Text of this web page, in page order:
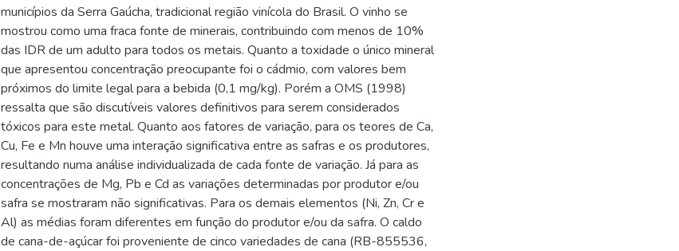
municípios da Serra Gaúcha, tradicional região vinícola do Brasil. O vinho se
mostrou como uma fraca fonte de minerais, contribuindo com menos de 10%
das IDR de um adulto para todos os metais. Quanto a toxidade o único mineral
que apresentou concentração preocupante foi o cádmio, com valores bem
próximos do limite legal para a bebida (0,1 mg/kg). Porém a OMS (1998)
ressalta que são discutíveis valores definitivos para serem considerados
tóxicos para este metal. Quanto aos fatores de variação, para os teores de Ca,
Cu, Fe e Mn houve uma interação significativa entre as safras e os produtores,
resultando numa análise individualizada de cada fonte de variação. Já para as
concentrações de Mg, Pb e Cd as variações determinadas por produtor e/ou
safra se mostraram não significativas. Para os demais elementos (Ni, Zn, Cr e
Al) as médias foram diferentes em função do produtor e/ou da safra. O caldo
de cana-de-açúcar foi proveniente de cinco variedades de cana (RB-855536,